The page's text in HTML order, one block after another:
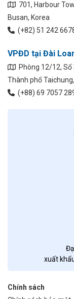
701, Harbour
Busan, Korea
(+82) 51 242
VPĐD tại Đài
Phòng 12/12, Số
Thành phố
(+88) 69 7057
xuất
Chính sách